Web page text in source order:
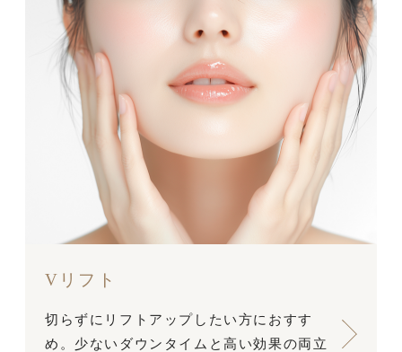
Vリフト
切らずにリフトアップしたい方におすす
め。少ないダウンタイムと高い効果の両立